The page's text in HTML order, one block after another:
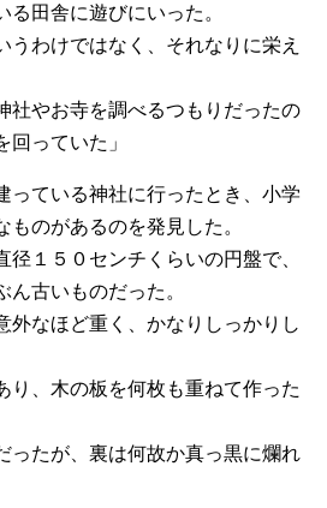
田舎に遊びにいった。
うわけではなく、それなりに栄え
社やお寺を調べるつもりだったの
回っていた」
っている神社に行ったとき、小学
のがあるのを発見した。
径１５０センチくらいの円盤で、
古いものだった。
外なほど重く、かなりしっかりし
り、木の板を何枚も重ねて作った
ったが、裏は何故か真っ黒に爛れ